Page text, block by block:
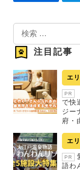
検
索
注目記事
エ
PR
で快
ジー
府・
エ
PR
語わ